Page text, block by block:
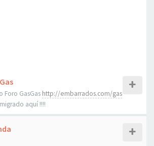
Foro GasGas http://embarrados.com/gas
aquí !!!!